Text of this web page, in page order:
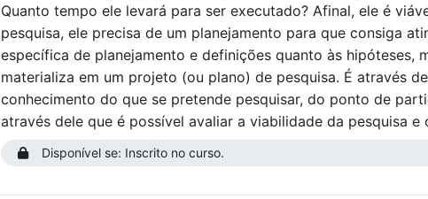
Quanto tempo ele levará para ser executado? Afinal, ele é
pesquisa, ele precisa de um planejamento para que consiga
específica de planejamento e definições quanto às hipóteses,
materializa em um projeto (ou plano) de pesquisa. É através
conhecimento do que se pretende pesquisar, do ponto de
através dele que é possível avaliar a viabilidade da pesquisa e
Disponível se: Inscrito no curso.